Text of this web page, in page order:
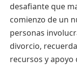
desafiante que
comienzo de un
personas
divorcio,
recursos y